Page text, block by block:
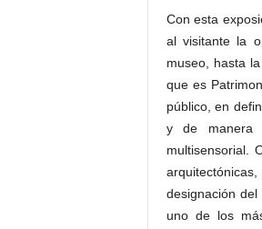
Con esta
al visitante la
museo, hasta
que es
público, en
y de manera
multisensorial.
designación
uno de los